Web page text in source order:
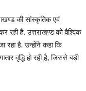
की सांस्कृतिक एवं
रही है. उत्तराखण्ड को वैश्विक
रहा है. उन्होंने कहा कि
वृद्धि हो रही है, जिससे बड़ी